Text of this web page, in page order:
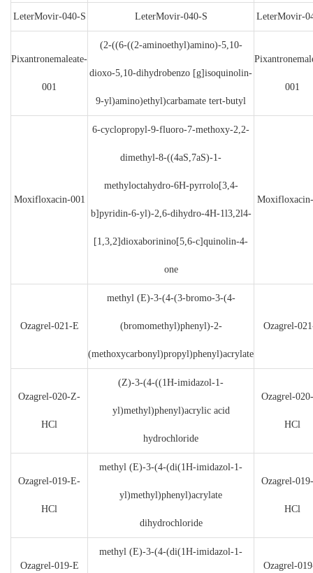
LeterMovir-040-S LeterMovir-040-S LeterMovir-
Pixantronemaleate-
001
(2-((6-((2-aminoethyl)amino)-5,10-
dioxo-5,10-dihydrobenzo [g]isoquinolin-
9-yl)amino)ethyl)carbamate tert-butyl
001
Moxifloxacin-001
6-cyclopropyl-9-fluoro-7-methoxy-2,2-
dimethyl-8-((4aS,7aS)-1-
methyloctahydro-6H-pyrrolo[3,4-
b]pyridin-6-yl)-2,6-dihydro-4H-1l3,2l4-
[1,3,2]dioxaborinino[5,6-c]quinolin-4-
one
Ozagrel-021-E
methyl (E)-3-(4-(3-bromo-3-(4-
(bromomethyl)phenyl)-2-
(methoxycarbonyl)propyl)phenyl)acrylate
Ozagrel-
Ozagrel-020-Z-
HCl
(Z)-3-(4-((1H-imidazol-1-
yl)methyl)phenyl)acrylic acid
hydrochloride
Ozagrel-
HCl
Ozagrel-019-E-
HCl
methyl (E)-3-(4-(di(1H-imidazol-1-
yl)methyl)phenyl)acrylate
dihydrochloride
Ozagrel-
HCl
Ozagrel-019-E
methyl (E)-3-(4-(di(1H-imidazol-1-
Ozagrel-